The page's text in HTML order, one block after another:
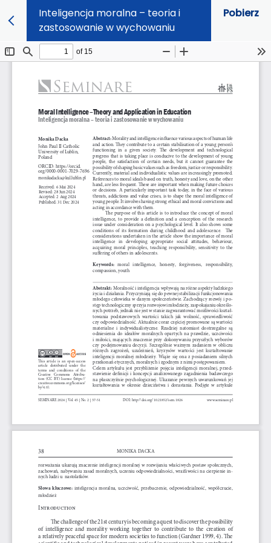
Inteligencja moralna – teoria i
zastosowanie w wychowaniu
Pobierz